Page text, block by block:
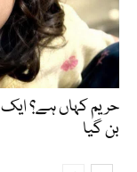
حریم کہاں ہے؟
بن گیا